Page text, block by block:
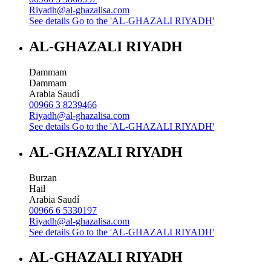
Riyadh@al-ghazalisa.com
See details Go to the 'AL-GHAZALI RIYADH'
AL-GHAZALI RIYADH
Dammam
Dammam
Arabia Saudí
00966 3 8239466
Riyadh@al-ghazalisa.com
See details Go to the 'AL-GHAZALI RIYADH'
AL-GHAZALI RIYADH
Burzan
Hail
Arabia Saudí
00966 6 5330197
Riyadh@al-ghazalisa.com
See details Go to the 'AL-GHAZALI RIYADH'
AL-GHAZALI RIYADH